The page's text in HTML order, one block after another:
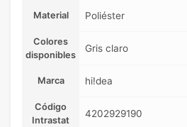
Material Poliéster
Colores
disponibles
Gris claro
Marca hi!dea
Código
Intrastat
4202929190